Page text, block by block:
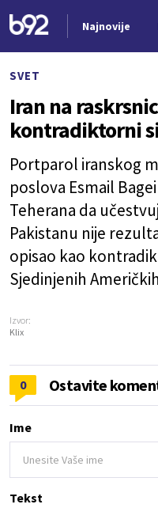
Najnovije
SVET
Iran na
kontradiktorni
Portparol iranskog
poslova Esmail
Teherana da
Pakistanu nije
opisao kao
Sjedinjenih
Izvor:
Klix
0 Ostavite
Ime
Tekst